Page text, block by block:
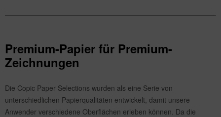
Premium-Papier für Premium-
Zeichnungen
Die Copic Paper Selections wurden als eine Serie von
unterschiedlichen Papierqualitäten entwickelt, damit unsere
Anwender verschiedene Oberflächen erleben können. Da die